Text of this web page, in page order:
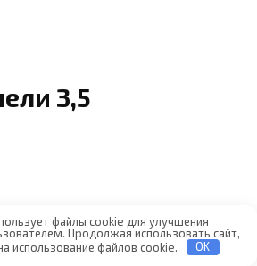
3,5
файлы cookie для улучшения
Продолжая использовать сайт,
использование файлов cookie.
OK